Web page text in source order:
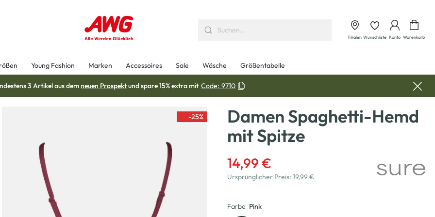
Filialen Wunschliste Konto Warenkorb
Young Fashion Marken Accessoires Sale Wäsche Größentabelle
3 Artikel aus demneuen Prospektund spare 15% extra mit Code: 9710
-25%
Damen Spaghetti-Hemd
mit Spitze
14,99 €
Ursprünglicher Preis: 19,99 €
Farbe Pink